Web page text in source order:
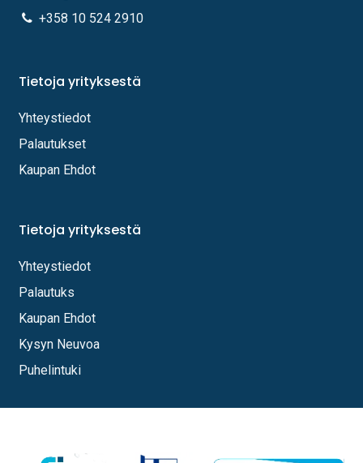
+358 10 524 2910
Tietoja yrityksestä
Yhteystiedot
Palautukset
Kaupan Ehdot
Tietoja yrityksestä
Yhteystiedot
Palautuks
Kaupan Ehdot
Kysyn Neuvoa
Puhelintuki